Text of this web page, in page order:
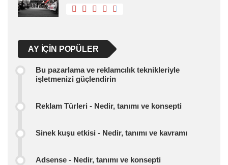
AY IÇIN POPÜLER
Bu pazarlama ve reklamcılık teknikleriyle
işletmenizi güçlendirin
Reklam Türleri - Nedir, tanımı ve konsepti
Sinek kuşu etkisi - Nedir, tanımı ve kavramı
Adsense - Nedir, tanımı ve konsepti